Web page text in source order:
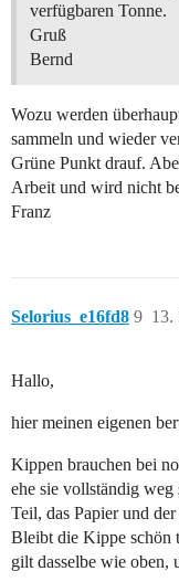
verfügbaren Tonne.
Gruß
Bernd
Wozu werden
sammeln und wieder
Grüne Punkt drauf.
Arbeit und wird nicht
Franz
Selorius_e16fd8 13.
9
Hallo,
hier meinen eigenen
Kippen brauchen bei
ehe sie vollständig
Teil, das Papier und
Bleibt die Kippe schön
gilt dasselbe wie oben,